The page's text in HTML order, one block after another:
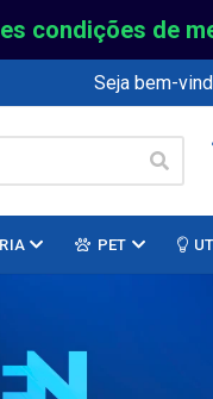
condições de
Seja bem-
PET